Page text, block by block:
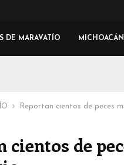
DE MARAVATÍO MICHOACÁN
Reportan cientos de peces
cientos de